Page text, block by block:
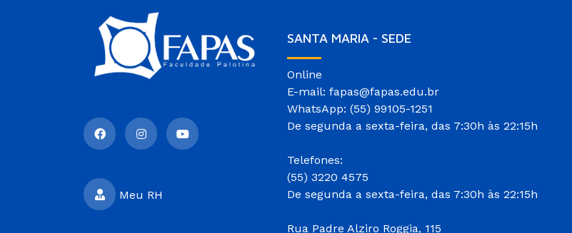
Meu RH
SANTA MARIA - SEDE
Online
E-mail: fapas@fapas.edu.br
WhatsApp: (55) 99105-1251
De segunda a sexta-feira, das 7:30h às 22:15h
Telefones:
(55) 3220 4575
De segunda a sexta-feira, das 7:30h às 22:15h
Rua Padre Alziro Roggia, 115